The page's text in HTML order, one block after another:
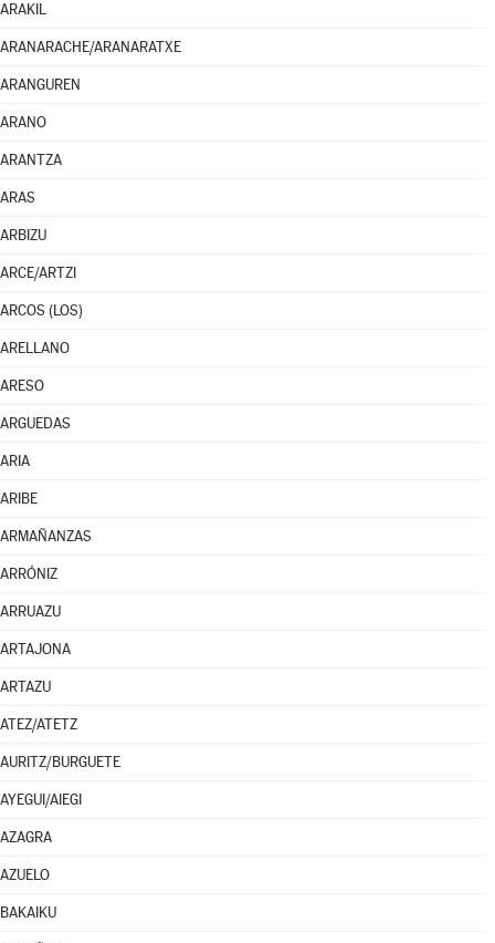
ARAKIL
ARANARACHE/ARANARATXE
ARANGUREN
ARANO
ARANTZA
ARAS
ARBIZU
ARCE/ARTZI
ARCOS (LOS)
ARELLANO
ARESO
ARGUEDAS
ARIA
ARIBE
ARMAÑANZAS
ARRÓNIZ
ARRUAZU
ARTAJONA
ARTAZU
ATEZ/ATETZ
AURITZ/BURGUETE
AYEGUI/AIEGI
AZAGRA
AZUELO
BAKAIKU